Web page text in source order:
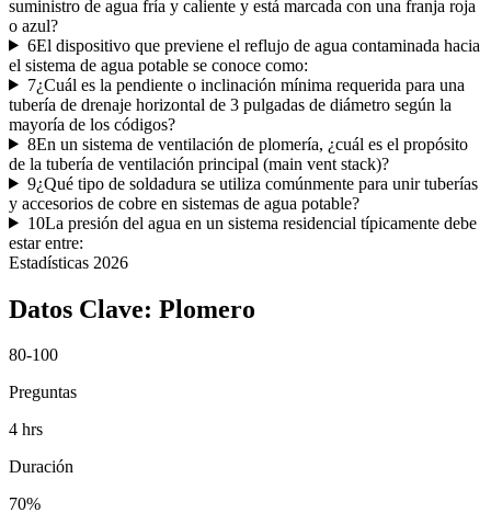
suministro de agua fría y caliente y está marcada con una franja roja
o azul?
6El dispositivo que previene el reflujo de agua contaminada hacia
el sistema de agua potable se conoce como:
7¿Cuál es la pendiente o inclinación mínima requerida para una
tubería de drenaje horizontal de 3 pulgadas de diámetro según la
mayoría de los códigos?
8En un sistema de ventilación de plomería, ¿cuál es el propósito
de la tubería de ventilación principal (main vent stack)?
9¿Qué tipo de soldadura se utiliza comúnmente para unir tuberías
y accesorios de cobre en sistemas de agua potable?
10La presión del agua en un sistema residencial típicamente debe
estar entre:
Estadísticas 2026
Datos Clave: Plomero
80-100
Preguntas
4 hrs
Duración
70%